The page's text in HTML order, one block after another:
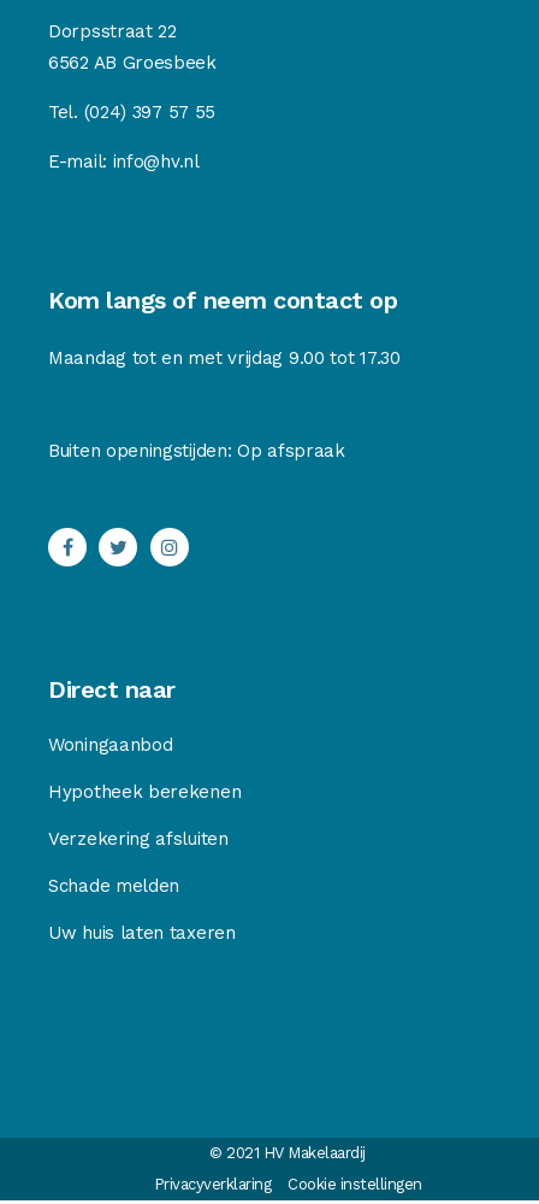
Dorpsstraat 22
6562 AB Groesbeek
Tel. (024) 397 57 55
E-mail: info@hv.nl
Kom langs of neem contact op
Maandag tot en met vrijdag 9.00 tot 17.30
Buiten openingstijden: Op afspraak
Direct naar
Woningaanbod
Hypotheek berekenen
Verzekering afsluiten
Schade melden
Uw huis laten taxeren
© 2021 HV Makelaardij
Privacyverklaring
Cookie instellingen